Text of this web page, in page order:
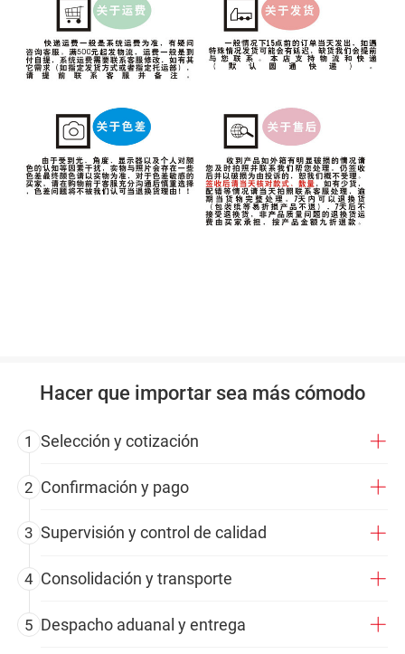
Hacer que importar sea más cómodo
1 Selección y cotización
2 Confirmación y pago
3 Supervisión y control de calidad
4 Consolidación y transporte
5 Despacho aduanal y entrega